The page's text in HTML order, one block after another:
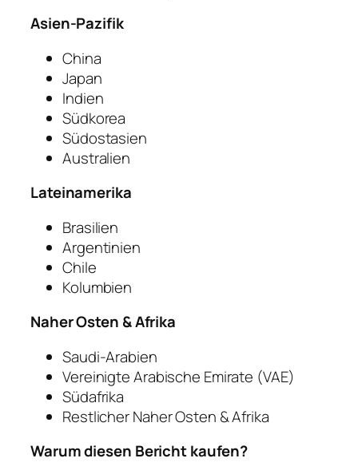
Asien-Pazifik
China
Japan
Indien
Südkorea
Südostasien
Australien
Lateinamerika
Brasilien
Argentinien
Chile
Kolumbien
Naher Osten & Afrika
Saudi-Arabien
Vereinigte Arabische Emirate (VAE)
Südafrika
Restlicher Naher Osten & Afrika
Warum diesen Bericht kaufen?